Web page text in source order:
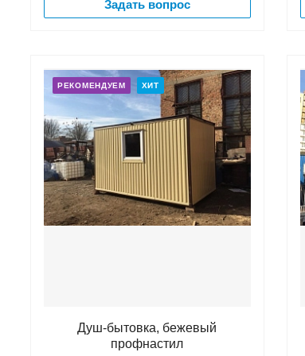
Задать вопрос
РЕКОМЕНДУЕМ ХИТ
Душ-бытовка, бежевый
профнастил